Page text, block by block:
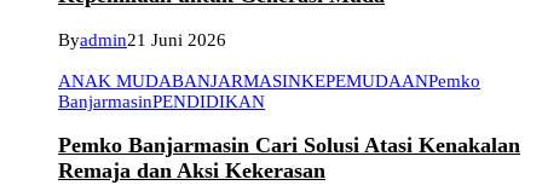
Byadmin21 Juni 2026
ANAK MUDABANJARMASINKEPEMUDAANPemko
BanjarmasinPENDIDIKAN
Pemko Banjarmasin Cari Solusi Atasi Kenakalan
Remaja dan Aksi Kekerasan